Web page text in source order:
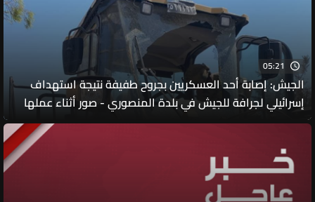
05:21
الجيش: إصابة أحد العسكريين بجروح طفيفة نتيجة استهداف
إسرائيلي لجرافة للجيش في بلدة المنصوري - صور أثناء عملها
على فتح الطرقات وإزالة الركام